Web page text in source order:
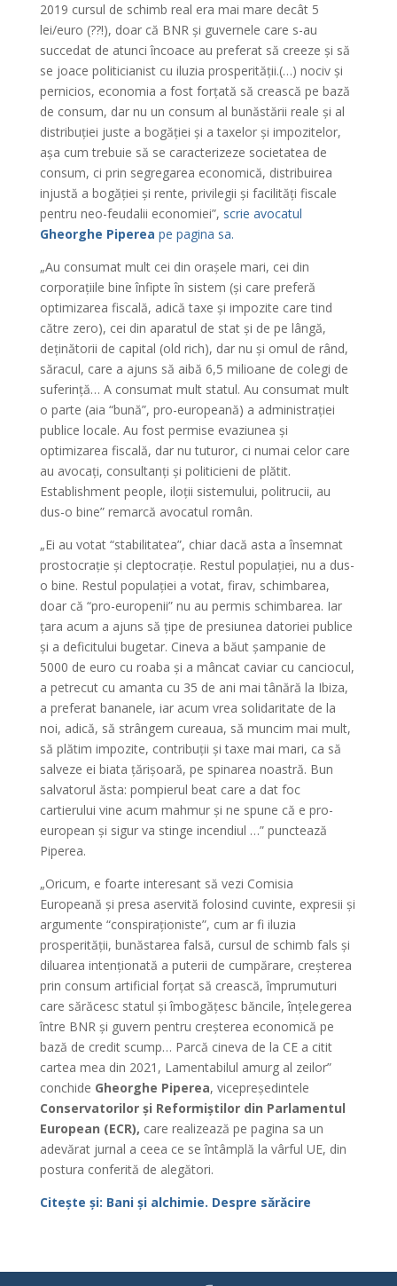
2019 cursul de schimb real era mai mare decât 5
lei/euro (??!), doar că BNR și guvernele care s-au
succedat de atunci încoace au preferat să creeze și să
se joace politicianist cu iluzia prosperității.(…) nociv și
pernicios, economia a fost forțată să crească pe bază
de consum, dar nu un consum al bunăstării reale și al
distribuției juste a bogăției și a taxelor și impozitelor,
așa cum trebuie să se caracterizeze societatea de
consum, ci prin segregarea economică, distribuirea
injustă a bogăției și rente, privilegii și facilități fiscale
pentru neo-feudalii economiei”, scrie avocatul
Gheorghe Piperea pe pagina sa.
„Au consumat mult cei din orașele mari, cei din
corporațiile bine înfipte în sistem (și care preferă
optimizarea fiscală, adică taxe și impozite care tind
către zero), cei din aparatul de stat și de pe lângă,
deținătorii de capital (old rich), dar nu și omul de rând,
săracul, care a ajuns să aibă 6,5 milioane de colegi de
suferință… A consumat mult statul. Au consumat mult
o parte (aia “bună”, pro-europeană) a administrației
publice locale. Au fost permise evaziunea și
optimizarea fiscală, dar nu tuturor, ci numai celor care
au avocați, consultanți și politicieni de plătit.
Establishment people, iloții sistemului, politrucii, au
dus-o bine” remarcă avocatul român.
„Ei au votat “stabilitatea”, chiar dacă asta a însemnat
prostocrație și cleptocrație. Restul populației, nu a dus-
o bine. Restul populației a votat, firav, schimbarea,
doar că “pro-europenii” nu au permis schimbarea. Iar
țara acum a ajuns să țipe de presiunea datoriei publice
și a deficitului bugetar. Cineva a băut șampanie de
5000 de euro cu roaba și a mâncat caviar cu canciocul,
a petrecut cu amanta cu 35 de ani mai tânără la Ibiza,
a preferat bananele, iar acum vrea solidaritate de la
noi, adică, să strângem cureaua, să muncim mai mult,
să plătim impozite, contribuții și taxe mai mari, ca să
salveze ei biata țărișoară, pe spinarea noastră. Bun
salvatorul ăsta: pompierul beat care a dat foc
cartierului vine acum mahmur și ne spune că e pro-
european și sigur va stinge incendiul …” punctează
Piperea.
„Oricum, e foarte interesant să vezi Comisia
Europeană și presa aservită folosind cuvinte, expresii și
argumente “conspiraționiste”, cum ar fi iluzia
prosperității, bunăstarea falsă, cursul de schimb fals și
diluarea intenționată a puterii de cumpărare, creșterea
prin consum artificial forțat să crească, împrumuturi
care sărăcesc statul și îmbogățesc băncile, înțelegerea
între BNR și guvern pentru creșterea economică pe
bază de credit scump… Parcă cineva de la CE a citit
cartea mea din 2021, Lamentabilul amurg al zeilor”
conchide Gheorghe Piperea, vicepreședintele
Conservatorilor și Reformiștilor din Parlamentul
European (ECR), care realizează pe pagina sa un
adevărat jurnal a ceea ce se întâmplă la vârful UE, din
postura conferită de alegători.
Citește și: Bani și alchimie. Despre sărăcire